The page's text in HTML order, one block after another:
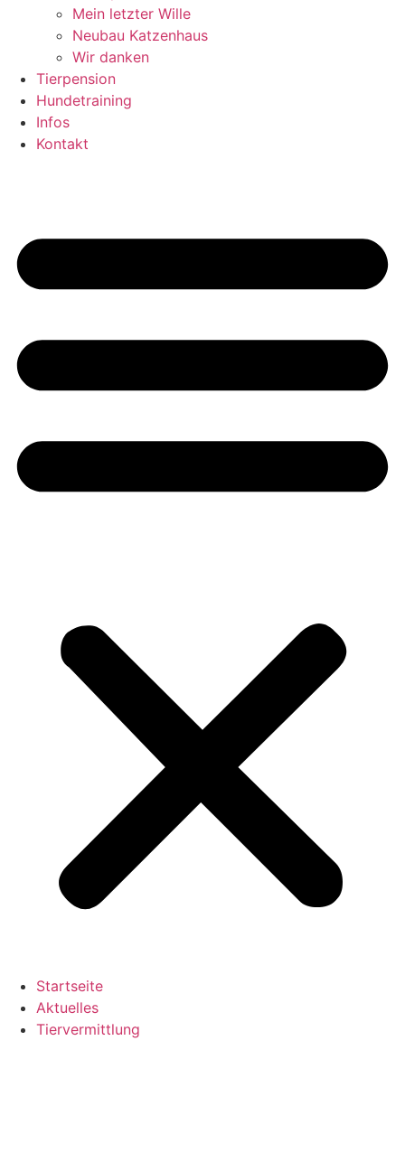
Mein letzter Wille
Neubau Katzenhaus
Wir danken
Tierpension
Hundetraining
Infos
Kontakt
Startseite
Aktuelles
Tiervermittlung